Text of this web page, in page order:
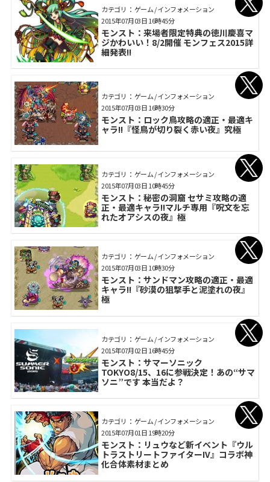
カテゴリ： ゲーム / インフォメーション
モンスト：来場者限定特典の徳川慶喜マ
ジかわいい！8/2開催 モンフェス2015詳
細発表!!
2015年07月03日 16時45分
カテゴリ： ゲーム / インフォメーション
モンスト：ロック鳥攻略の適正・最適キ
ャラ!!『怪鳥が切り裂く赤い夜』究極
2015年07月03日 16時30分
カテゴリ： ゲーム / インフォメーション
モンスト：秘密の洞窟 セサミ攻略の適
正・最適キャラ!!マルチ専用『呪文を忘
れたオアシスの夜』極
2015年07月03日 10時45分
カテゴリ： ゲーム / インフォメーション
モンスト：サンドマン攻略の適正・最適
キャラ!!『砂漠の狙撃手と泥塗れの夜』
極
2015年07月03日 10時30分
カテゴリ： ゲーム / インフォメーション
モンスト：サマーソニック
TOKYO8/15、16に参戦決定！あの“サマ
ソニ”です 本当だよ？
2015年07月02日 16時45分
カテゴリ： ゲーム / インフォメーション
モンスト：リュウなど新イベント『ウル
トラストリートファイターIV』コラボ神
化合体素材まとめ
2015年07月01日 19時20分